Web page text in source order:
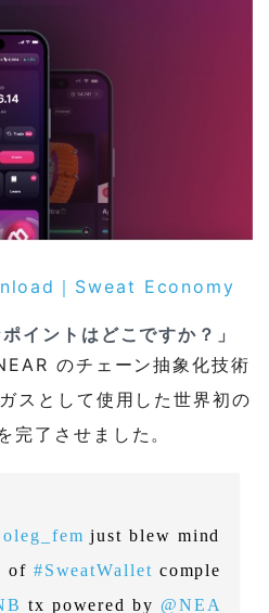
｜Sweat Economy
イントはどこですか？」
のチェーン抽象化技術
スとして使用した世界初の
完了させました。
just blew mind
of #SweatWallet comple
tx powered by @NEA